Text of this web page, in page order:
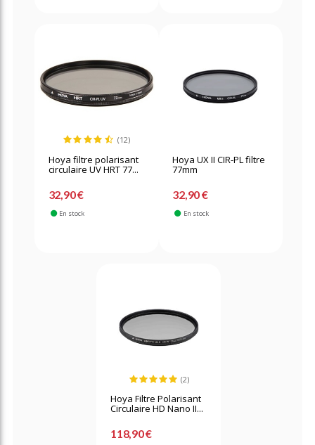
(12)
Hoya filtre polarisant
circulaire UV HRT 77...
32,90 €
En stock
Hoya UX II CIR-PL filtre
77mm
32,90 €
En stock
(2)
Hoya Filtre Polarisant
Circulaire HD Nano II...
118,90 €